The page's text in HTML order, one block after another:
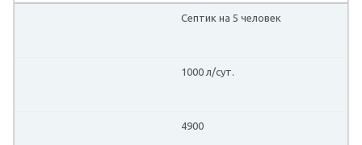
Септик на 5 человек
1000 л/сут.
4900